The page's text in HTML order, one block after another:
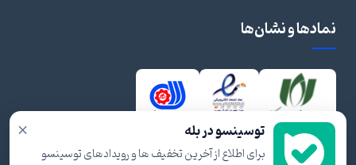
نمادها و نشان‌ها
× توسینسو در بله
برای اطلاع از آخرین تخفیف ها و رویدادهای توسینسو